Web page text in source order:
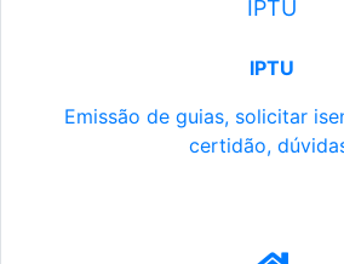
IPTU
IPTU
Emissão de guias, solicitar
certidão,